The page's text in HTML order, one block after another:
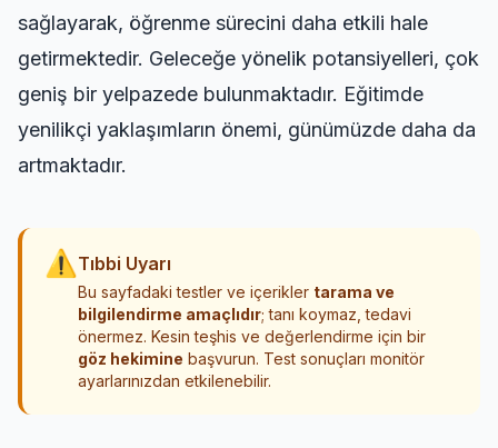
sağlayarak, öğrenme sürecini daha etkili hale
getirmektedir. Geleceğe yönelik potansiyelleri, çok
geniş bir yelpazede bulunmaktadır. Eğitimde
yenilikçi yaklaşımların önemi, günümüzde daha da
artmaktadır.
⚠ Tıbbi Uyarı
Bu sayfadaki testler ve içerikler tarama ve
bilgilendirme amaçlıdır; tanı koymaz, tedavi
önermez. Kesin teşhis ve değerlendirme için bir
göz hekimine başvurun. Test sonuçları monitör
ayarlarınızdan etkilenebilir.